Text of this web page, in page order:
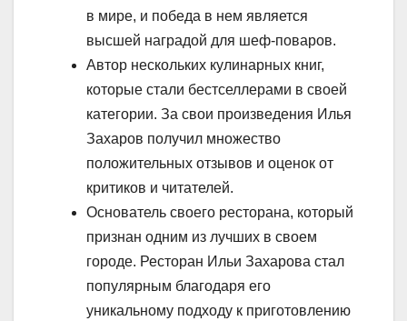
в мире, и победа в нем является
высшей наградой для шеф-поваров.
Автор нескольких кулинарных книг,
которые стали бестселлерами в своей
категории. За свои произведения Илья
Захаров получил множество
положительных отзывов и оценок от
критиков и читателей.
Основатель своего ресторана, который
признан одним из лучших в своем
городе. Ресторан Ильи Захарова стал
популярным благодаря его
уникальному подходу к приготовлению